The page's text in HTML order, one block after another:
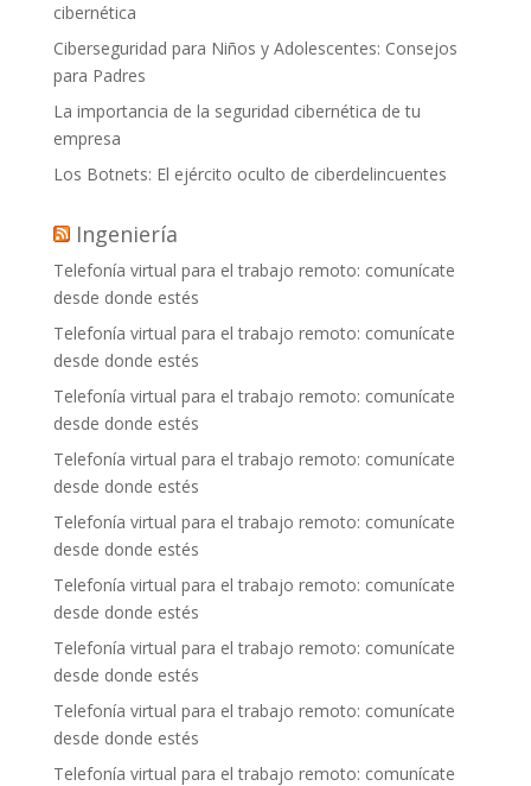
cibernética
Ciberseguridad para Niños y Adolescentes: Consejos
para Padres
La importancia de la seguridad cibernética de tu
empresa
Los Botnets: El ejército oculto de ciberdelincuentes
Ingeniería
Telefonía virtual para el trabajo remoto: comunícate
desde donde estés
Telefonía virtual para el trabajo remoto: comunícate
desde donde estés
Telefonía virtual para el trabajo remoto: comunícate
desde donde estés
Telefonía virtual para el trabajo remoto: comunícate
desde donde estés
Telefonía virtual para el trabajo remoto: comunícate
desde donde estés
Telefonía virtual para el trabajo remoto: comunícate
desde donde estés
Telefonía virtual para el trabajo remoto: comunícate
desde donde estés
Telefonía virtual para el trabajo remoto: comunícate
desde donde estés
Telefonía virtual para el trabajo remoto: comunícate